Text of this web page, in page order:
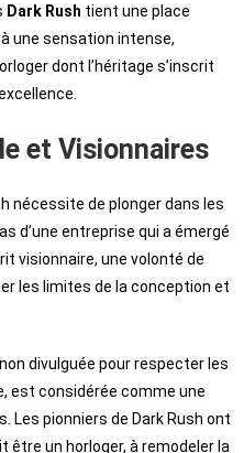
Dark Rush tient une place
une sensation intense,
dont l’héritage s’inscrit
et Visionnaires
nécessite de plonger dans les
d’une entreprise qui a émergé
visionnaire, une volonté de
les limites de la conception et
divulguée pour respecter les
est considérée comme une
Les pionniers de Dark Rush ont
être un horloger, à remodeler la